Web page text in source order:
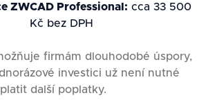
ZWCAD Professional: cca 33 500
Kč bez DPH
firmám dlouhodobé úspory,
investici už není nutné
platit další poplatky.